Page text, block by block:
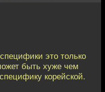
это только
быть хуже чем
корейской.